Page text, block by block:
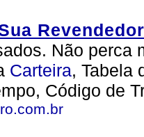
Não perca
Carteira, Tabela
Código de